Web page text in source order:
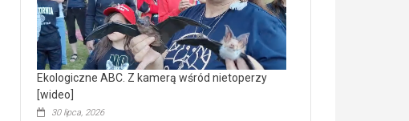
Ekologiczne ABC. Z kamerą wśród nietoperzy
[wideo]
30 lipca, 2026